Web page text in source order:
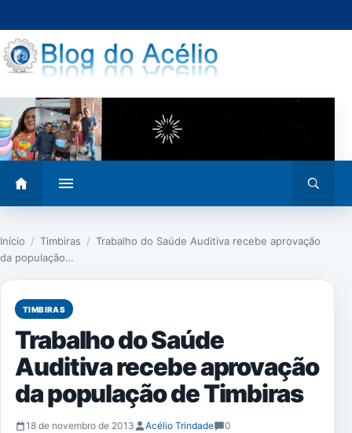
para
o
conteúdo
menu
busca
Início / Timbiras / Trabalho do Saúde Auditiva recebe aprovação
da população…
TIMBIRAS
Trabalho do Saúde
Auditiva recebe aprovação
da população de Timbiras
18 de novembro de 2013 Acélio Trindade 0